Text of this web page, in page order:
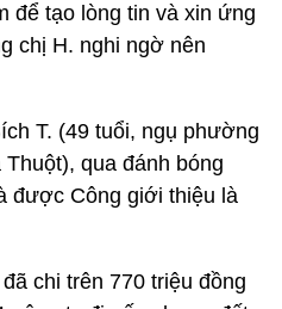
để tạo lòng tin và xin ứng
chị H. nghi ngờ nên
T. (49 tuổi, ngụ phường
qua đánh bóng
được Công giới thiệu là
chi trên 770 triệu đồng